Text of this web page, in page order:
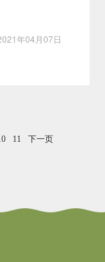
年04月07日
11 下一页